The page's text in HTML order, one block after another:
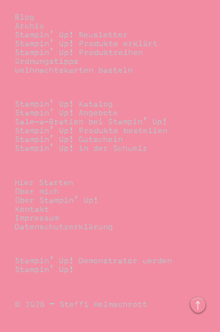
Blog
Archiv
Stampin’ Up! Newsletter
Stampin’ Up! Produkte erklärt
Stampin’ Up! Produktreihen
Ordnungstipps
Weihnachtskarten basteln
Stampin’ Up! Katalog
Stampin’ Up! Angebote
Sale-a-Bration bei Stampin’ Up!
Stampin’ Up! Produkte bestellen
Stampin’ Up! Gutschein
Stampin’ Up! in der Schweiz
Hier Starten
Über mich
Über Stampin’ Up!
Kontakt
Impressum
Datenschutzerklärung
Stampin’ Up! Demonstrator werden
Stampin’ Up!
© 2026 – Steffi Helmschrott